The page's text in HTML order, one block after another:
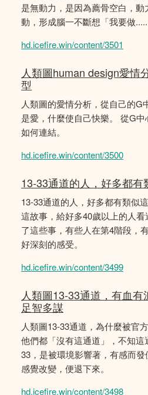
是無動力，是因為薦骨空白，
動，形成腦一不斷想「我要做.....
hd.icefire.win/content/3501
人類圖human design愛情
型
人類圖的愛情分析，從自己的G
是愛，什麼使自己快樂。 從G
如何連結。
hd.icefire.win/content/3500
13-33通道的人，好多都有
13-33通道的人，好多都有類似
這故事，給好多40歲以上的人
了這些事，有些人在第4階段，
好深刻的感受。
hd.icefire.win/content/3499
人類圖13-33通道，有血
足智多謀
人類圖13-33通道，為什麼被官
他們都「沒有這通道」，不知
33，是被環境影響著，有感而發
感覺改變，便退下來。
hd.icefire.win/content/3498